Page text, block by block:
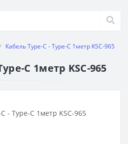
Кабель Type-C - Type-C 1метр KSC-965
C 1метр KSC-965